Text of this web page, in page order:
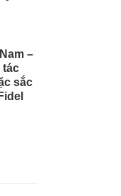
–
tác
sắc